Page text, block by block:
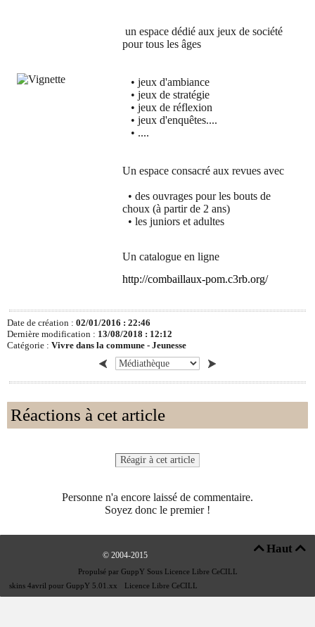
un espace dédié aux jeux de société
pour tous les âges
• jeux d'ambiance
• jeux de stratégie
• jeux de réflexion
• jeux d'enquêtes....
• ....
Un espace consacré aux revues avec
• des ouvrages pour les bouts de
choux (à partir de 2 ans)
• les juniors et adultes
Un catalogue en ligne
http://combaillaux-pom.c3rb.org/
Date de création : 02/01/2016 : 22:46
Dernière modification : 13/08/2018 : 12:12
Catégorie : Vivre dans la commune - Jeunesse
Réactions à cet article
Réagir à cet article
Personne n'a encore laissé de commentaire.
Soyez donc le premier !
Haut 
© 2004-2015
Propulsé par GuppY Sous Licence Libre CeCILL
skins 4avril pour GuppY 5.01.xx
Licence Libre CeCILL